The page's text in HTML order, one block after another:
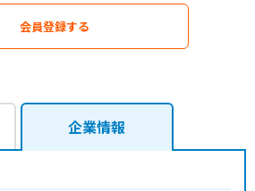
会員登録する
企業情報